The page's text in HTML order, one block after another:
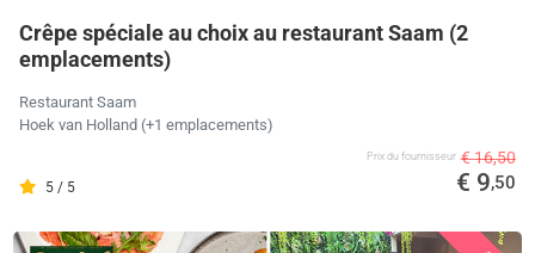
Crêpe spéciale au choix au restaurant Saam (2
emplacements)
Restaurant Saam
Hoek van Holland (+1 emplacements)
5 / 5
Prix ​​du fournisseur € 16,50
€ 9,50